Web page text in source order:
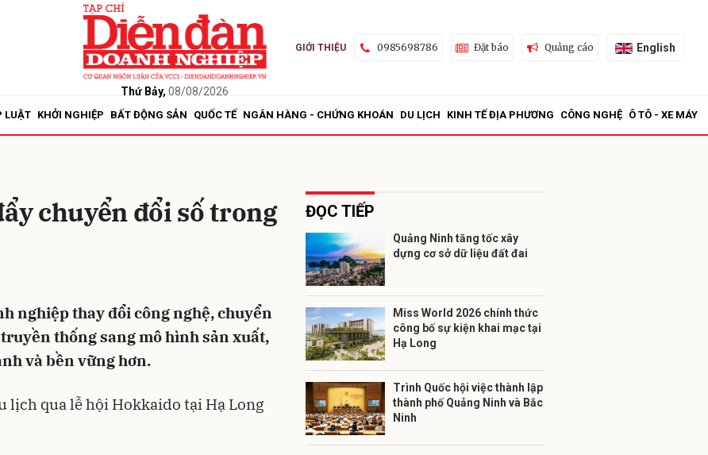
Thứ Bảy, 08/08/2026
GIỚI THIỆU 0985698786 Đặt báo Quảng cáo English
LUẬT KHỞI NGHIỆP BẤT ĐỘNG SẢN QUỐC TẾ NGÂN HÀNG - CHỨNG KHOÁN DU LỊCH KINH TẾ ĐỊA PHƯƠNG CÔNG NGHỆ Ô TÔ - XE MÁY
chuyển đổi số trong
nghiệp thay đổi công nghệ, chuyển
thống sang mô hình sản xuất,
và bền vững hơn.
lịch qua lễ hội Hokkaido tại Hạ Long
ĐỌC TIẾP
Quảng Ninh tăng tốc xây
dựng cơ sở dữ liệu đất đai
Miss World 2026 chính thức
công bố sự kiện khai mạc tại
Hạ Long
Trình Quốc hội việc thành lập
thành phố Quảng Ninh và Bắc
Ninh
Gửi